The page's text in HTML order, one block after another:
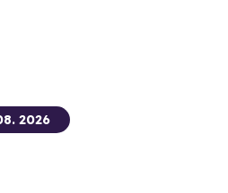
2026